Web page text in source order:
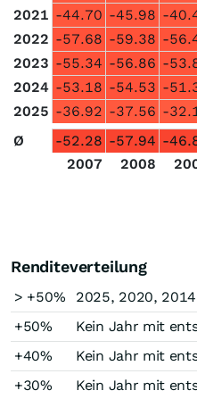
2021 -44.70 -45.98 -
2022 -57.68 -59.38 -
2023 -55.34 -56.86 -
2024 -53.18 -54.53 -
2025 -36.92 -37.56 -
Ø
-52.28 -57.94 -
2007
2008
Renditeverteilung
> +50%
2025, 2020,
+50%
Kein Jahr mit
+40%
Kein Jahr mit
+30%
Kein Jahr mit